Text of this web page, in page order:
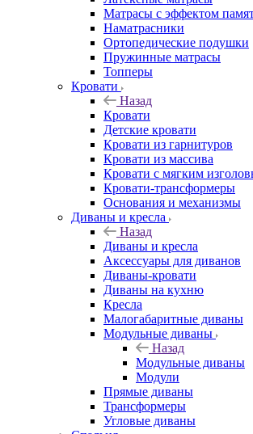
Матрасы с эффектом
Наматрасники
Ортопедические подушки
Пружинные матрасы
Топперы
Кровати
Назад
Кровати
Детские кровати
Кровати из гарнитуров
Кровати из массива
Кровати с мягким
Кровати-трансформеры
Основания и механизмы
Диваны и кресла
Назад
Диваны и кресла
Аксессуары для диванов
Диваны-кровати
Диваны на кухню
Кресла
Малогабаритные диваны
Модульные диваны
Назад
Модульные диваны
Модули
Прямые диваны
Трансформеры
Угловые диваны